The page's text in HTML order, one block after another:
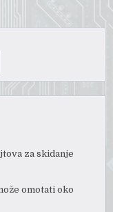
za skidanje
omotati oko